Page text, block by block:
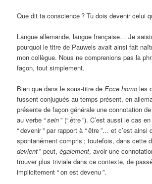
Que dit ta conscience ? Tu dois devenir celui
Langue allemande, langue française… Je
pourquoi le titre de Pauwels avait ainsi fait
mon collègue. Nous ne comprenions pas la
façon, tout simplement.
Bien que dans le sous-titre deEcce homo les
fussent conjugués au temps présent, en
présente de façon générale une connotation
au verbe “sein” (“être”). C’est aussi le cas
“devenir” par rapport à “être”… et c’est ainsi
spontanément compris ; toutefois, dans cette
devient” peut,également, avoir une
trouver plus triviale dans ce contexte, de
implicitement “on est devenu”.